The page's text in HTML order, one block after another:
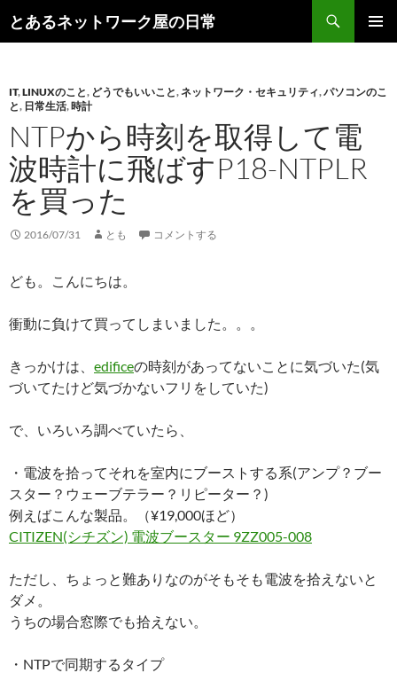
ン
ツ
へ
キ
ッ
プ
とあるネットワーク屋の日常
索
IT,LINUXのこと, どうでもいいこと,ネットワーク・セキュリティ,パソコンのこ
と, 日常生活,時計
NTPから時刻を取得して電
波時計に飛ばすP18-NTPLR
を買った
2016/07/31 とも コメントする
ども。こんにちは。
衝動に負けて買ってしまいました。。。
きっかけは、 edificeの時刻があってないことに気づいた(気
づいてたけど気づかないフリをしていた)
で、いろいろ調べていたら、
・電波を拾ってそれを室内にブーストする系(アンプ？ブー
スター？ウェーブテラー？リピーター？)
例えばこんな製品。（¥19,000ほど）
CITIZEN(シチズン) 電波ブースター 9ZZ005-008
ただし、ちょっと難ありなのがそもそも電波を拾えないと
ダメ。
うちの場合窓際でも拾えない。
・NTPで同期するタイプ